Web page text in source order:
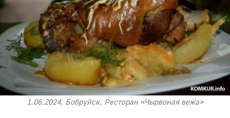
1.06.2024. Бобруйск. Ресторан «Чырвоная вежа»